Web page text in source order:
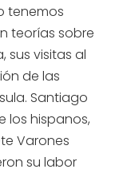
tenemos
teorías sobre
sus visitas al
de las
Santiago
los hispanos,
Varones
su labor